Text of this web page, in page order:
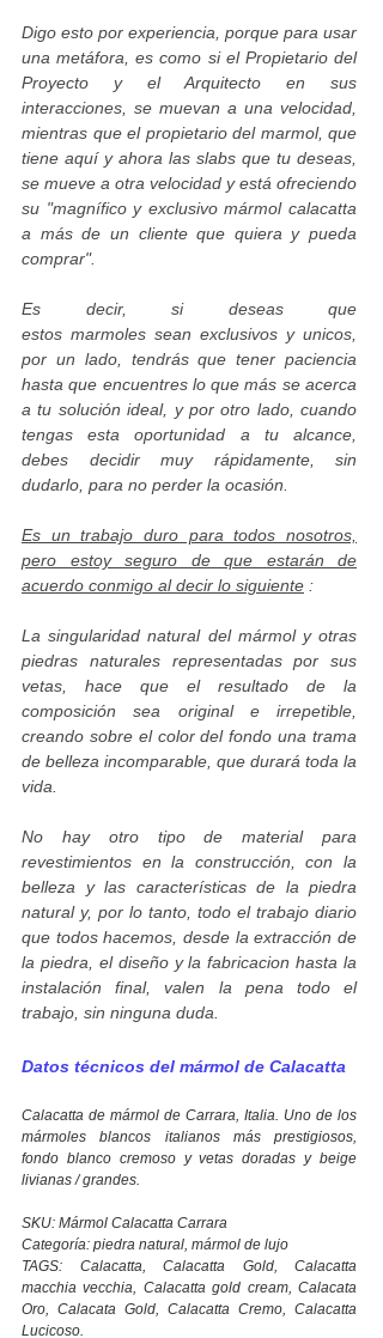
Digo esto por experiencia, porque para usar
una metáfora, es como si el Propietario del
Proyecto y el Arquitecto en sus
interacciones, se muevan a una velocidad,
mientras que el propietario del marmol, que
tiene aquí y ahora las slabs que tu deseas,
se mueve a otra velocidad y está ofreciendo
su "magnífico y exclusivo mármol calacatta
a más de un cliente que quiera y pueda
comprar".
Es decir, si deseas que
estos marmoles sean exclusivos y unicos,
por un lado, tendrás que tener paciencia
hasta que encuentres lo que más se acerca
a tu solución ideal, y por otro lado, cuando
tengas esta oportunidad a tu alcance,
debes decidir muy rápidamente, sin
dudarlo, para no perder la ocasión.
Es un trabajo duro para todos nosotros,
pero estoy seguro de que estarán de
acuerdo conmigo al decir lo siguiente :
La singularidad natural del mármol y otras
piedras naturales representadas por sus
vetas, hace que el resultado de la
composición sea original e irrepetible,
creando sobre el color del fondo una trama
de belleza incomparable, que durará toda la
vida.
No hay otro tipo de material para
revestimientos en la construcción, con la
belleza y las características de la piedra
natural y, por lo tanto, todo el trabajo diario
que todos hacemos, desde la extracción de
la piedra, el diseño y la fabricacion hasta la
instalación final, valen la pena todo el
trabajo, sin ninguna duda.
Datos técnicos del mármol de Calacatta
Calacatta de mármol de Carrara, Italia. Uno de los
mármoles blancos italianos más prestigiosos,
fondo blanco cremoso y vetas doradas y beige
livianas / grandes.
SKU: Mármol Calacatta Carrara
Categoría: piedra natural, mármol de lujo
TAGS: Calacatta, Calacatta Gold, Calacatta
macchia vecchia, Calacatta gold cream, Calacata
Oro, Calacata Gold, Calacatta Cremo, Calacatta
Lucicoso.